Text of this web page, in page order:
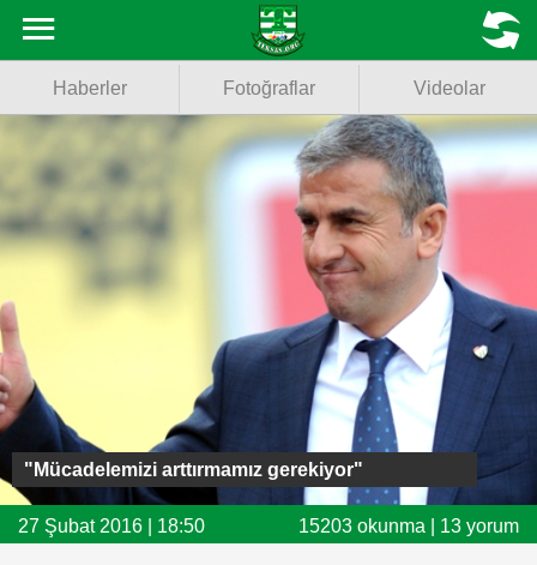
Fotoğraflar
Videolar
Basketbol
Puan Durumu
Facebook
Twitter
MENU
Haberler Fotoğraflar Videolar
"Mücadelemizi arttırmamız gerekiyor"
27 Şubat 2016 | 18:50 15203 okunma | 13 yorum